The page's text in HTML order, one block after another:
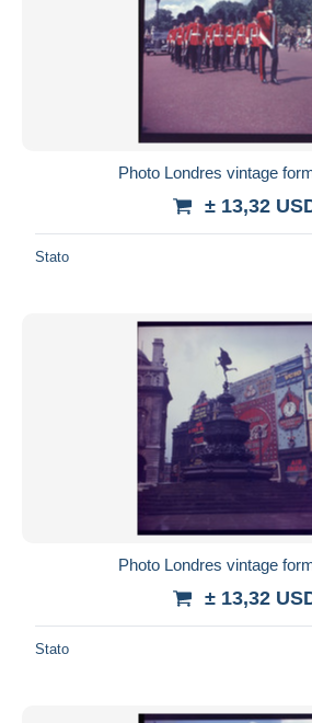
Photo Londres vintage
± 13,32
Stato
Photo Londres vintage
± 13,32
Stato